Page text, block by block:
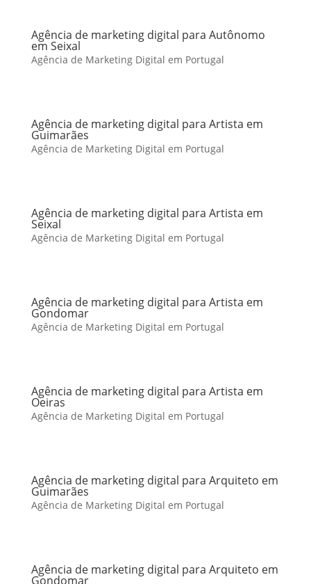
Agência de marketing digital para Autônomo
em Seixal
Agência de Marketing Digital em Portugal
Agência de marketing digital para Artista em
Guimarães
Agência de Marketing Digital em Portugal
Agência de marketing digital para Artista em
Seixal
Agência de Marketing Digital em Portugal
Agência de marketing digital para Artista em
Gondomar
Agência de Marketing Digital em Portugal
Agência de marketing digital para Artista em
Oeiras
Agência de Marketing Digital em Portugal
Agência de marketing digital para Arquiteto em
Guimarães
Agência de Marketing Digital em Portugal
Agência de marketing digital para Arquiteto em
Gondomar